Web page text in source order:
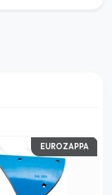
EUROZAPPA